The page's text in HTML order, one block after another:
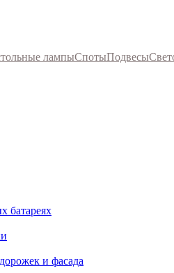
лампыСпотыПодвесы
батареях